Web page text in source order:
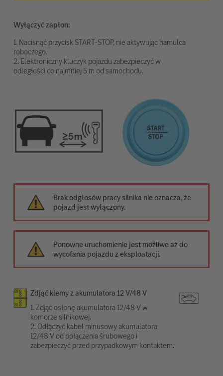
Wyłączyć zapłon:
1. Nacisnąć przycisk START-STOP, nie aktywując hamulca
roboczego.
2. Elektroniczny kluczyk pojazdu zabezpieczyć w
odległości co najmniej 5 m od samochodu.
Brak odgłosów pracy silnika nie oznacza, że
pojazd jest wyłączony.
Ponowne uruchomienie jest możliwe aż do
wycofania pojazdu z eksploatacji.
Zdjąć klemy z akumulatora 12 V/48 V
1. Zdjąć osłonę akumulatora 12/48 V w
komorze silnikowej.
2. Odłączyć kabel minusowy akumulatora
12/48 V od połączenia śrubowego i
zabezpieczyć przed przypadkowym kontaktem.